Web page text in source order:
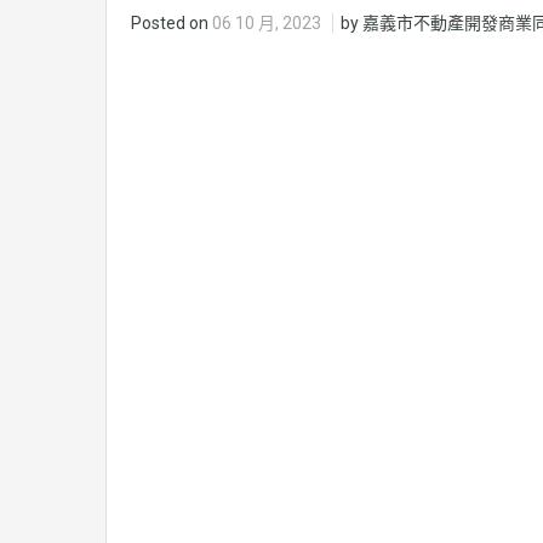
Posted on 06 10 月, 2023 by 嘉義市不動產開發商業